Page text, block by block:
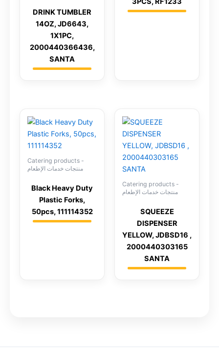
DRINK TUMBLER
14OZ, JD6643,
1X1PC,
2000440366436,
SANTA
Catering products -
منتجات خدمات الإطعام
Black Heavy Duty
Plastic Forks,
50pcs, 111114352
Catering products -
منتجات خدمات الإطعام
SQUEEZE
DISPENSER
YELLOW, JDBSD16 ,
2000440303165
SANTA